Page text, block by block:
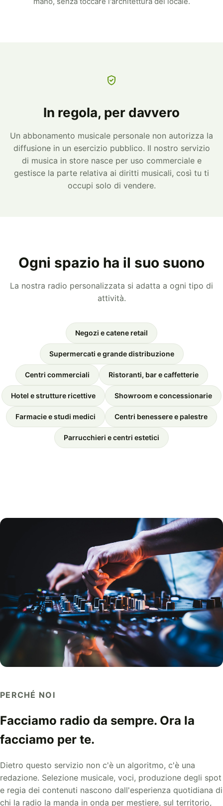
In regola, per davvero
Un abbonamento musicale personale non autorizza la
diffusione in un esercizio pubblico. Il nostro servizio
di musica in store nasce per uso commerciale e
gestisce la parte relativa ai diritti musicali, così tu ti
occupi solo di vendere.
Ogni spazio ha il suo suono
La nostra radio personalizzata si adatta a ogni tipo di
attività.
Negozi e catene retail
Supermercati e grande distribuzione
Centri commerciali Ristoranti, bar e caffetterie
Hotel e strutture ricettive Showroom e concessionarie
Farmacie e studi medici Centri benessere e palestre
Parrucchieri e centri estetici
PERCHÉ NOI
Facciamo radio da sempre. Ora la
facciamo per te.
Dietro questo servizio non c'è un algoritmo, c'è una
redazione. Selezione musicale, voci, produzione degli spot
e regia dei contenuti nascono dall'esperienza quotidiana di
chi la radio la manda in onda per mestiere, sul territorio,